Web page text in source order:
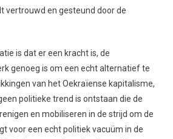
vertrouwd en gesteund door de
is dat er een kracht is, de
genoeg is om een echt alternatief te
van het Oekraïense kapitalisme,
politieke trend is ontstaan die de
en mobiliseren in de strijd om de
voor een echt politiek vacuüm in de